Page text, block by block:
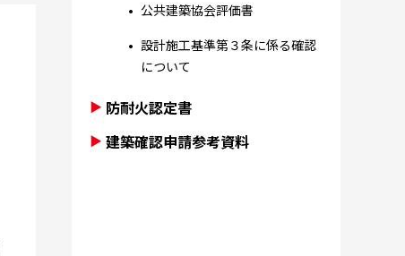
公共建築協会評価書
設計施工基準第３条に係る確認
について
防耐火認定書
建築確認申請参考資料